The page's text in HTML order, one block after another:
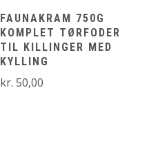
FAUNAKRAM 750G
KOMPLET TØRFODER
TIL KILLINGER MED
KYLLING
kr. 50,00